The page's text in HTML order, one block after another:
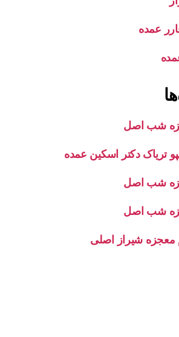
عمده
شب اصل
تریاک دکتر اسکین عمده
شب اصل
شب اصل
معجزه شیراز اصلی